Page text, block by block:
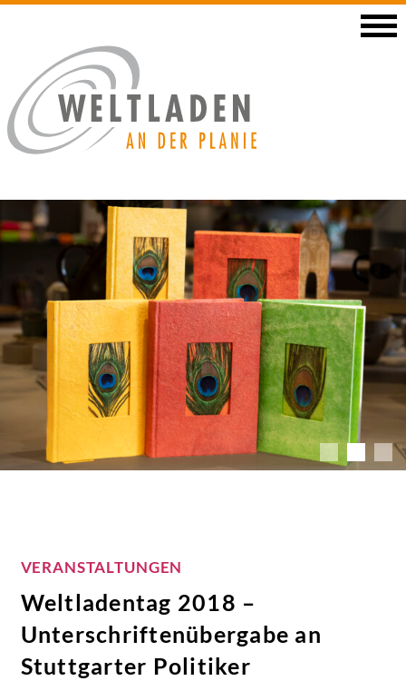
VERANSTALTUNGEN
Weltladentag 2018 –
Unterschriftenübergabe an
Stuttgarter Politiker